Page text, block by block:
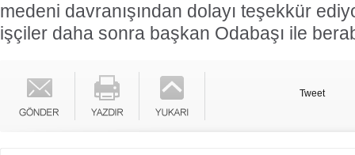
medeni davranışından dolayı teşekkür
işçiler daha sonra başkan Odabaşı ile
Tweet